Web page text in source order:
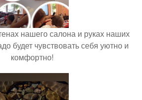
нашего салона и руках наших
будет чувствовать себя уютно и
комфортно!